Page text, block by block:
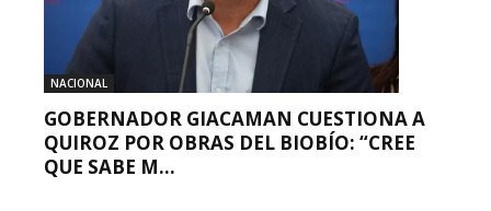
NACIONAL
GOBERNADOR GIACAMAN CUESTIONA A
QUIROZ POR OBRAS DEL BIOBÍO: “CREE
QUE SABE M...